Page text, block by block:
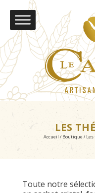
LES
Accueil / Boutique /
Toute notre